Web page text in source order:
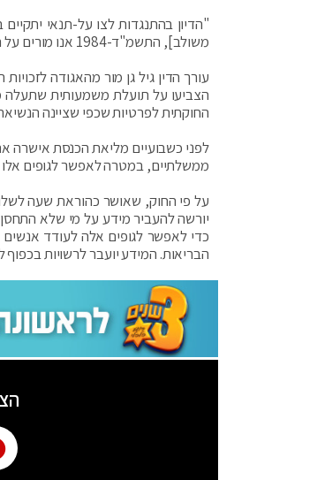
משולב], התשמ"ד-1984 אנו מורים על הרחבת ההרכב שידון בהתנגדות לצו על תנאי להרכב של שבעה שופטים".
עורך הדין גיל גן מור מהאגודה
הצביעו על תועלת משמעותית שתעלה
החוקתית לפרטיות שכפי שציינה
לפני כשבועיים מליאת הכנסת
ממשלתיים, במטרה לאפשר לגופים
על פי החוק, שאושר כהוראת שעה
יורשה להעביר מידע על מי שלא
כדי לאפשר לגופים אלה לעודד אנשים
הבריאות. המידע יועבר לרשויות